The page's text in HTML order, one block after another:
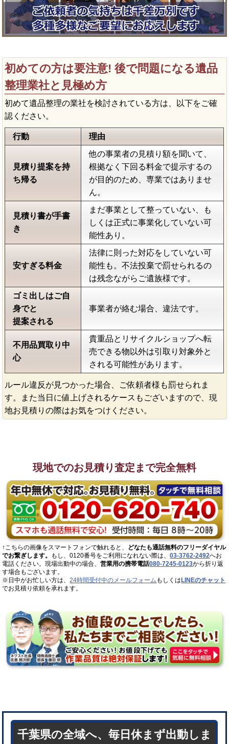
初めての方は要注意! 後で問題になる遺品
整理業社と見極め方
初めて遺品整理の業社を検討されている方は、以下をご確
認ください。
行動 理由
見積り提案を持
ち帰る
他の事業者の見積り額を聞いて、
根拠なく下回る料金で提示するの
が目的のため、専業ではありませ
ん。
見積り書が手書
き
まだ事業として整っていない、も
しくは正式に事業化していない可
能性あり。
安すぎる料金
法律に則った対応をしていない可
能性も。不法投棄で罰せられるの
は残念ながらご遺族様です。
ゴミ出しはご自
身でと
提案される
事業者が絡む場合、違法です。
不用品買取り中
心
貴重品とリサイクルショップへ転
売できる物以外は引取り対象外と
される可能性があります。
ルール違反が見つかった場合、ご依頼者様も罰せられま
す。また当日に値上げされるケースもございますので、現
地お見積りの際はお気をつけください。
現地でのお見積り査定まで完全無料
↑こちらの画像をスマートフォンで触れると、
どなたも通話無料のフリーダイヤル
でお繋ぎします。
もし、0120番号をご利用になれない際は、03-3762-2492へお
電話ください。現場出動中の場合、営業用の携帯電話080-7245-0123から折り返
す場合もございます。
※日中がお忙しい方は、24時間受付中のメールフォーム もしくは LINEのチャット
でお見積り依頼を承れます。
千葉県の全域へ、毎日休まず出動しま